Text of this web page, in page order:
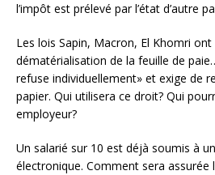
l’impôt est prélevé par l’état d’autre
Les lois Sapin, Macron, El Khomri
dématérialisation de la feuille de
refuse individuellement» et exige de
papier. Qui utilisera ce droit? Qui
employeur?
Un salarié sur 10 est déjà soumis à
électronique. Comment sera assurée